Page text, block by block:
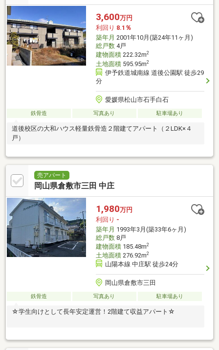
3,600万円
利回り 8.1％
築年月 2001年10月(築24年11ヶ月)
総戸数4戸
建物面積222.32m2
土地面積595.95m2
伊予鉄道城南線 道後公園駅 徒歩29
分
愛媛県松山市石手白石
鉄骨造 写真あり 駐車場あり
道後校区の大和ハウス軽量鉄骨造２階建てアパート（２LDK×４
戸）
売アパート
岡山県倉敷市三田 中庄
1,980万円
利回り -
築年月 1993年3月(築33年6ヶ月)
総戸数8戸
建物面積185.48m2
土地面積276.92m2
山陽本線 中庄駅 徒歩24分
岡山県倉敷市三田
鉄骨造 写真あり 駐車場あり
☆学生向けとして長年安定運営！2階建て収益アパート☆